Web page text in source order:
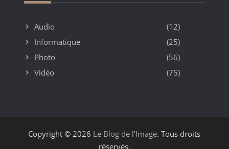
Audio
(12)
Informatique
(25)
Photo
(56)
Vidéo
(75)
Copyright © 2026 Le Blog de l’Image. Tous droits
réservés.